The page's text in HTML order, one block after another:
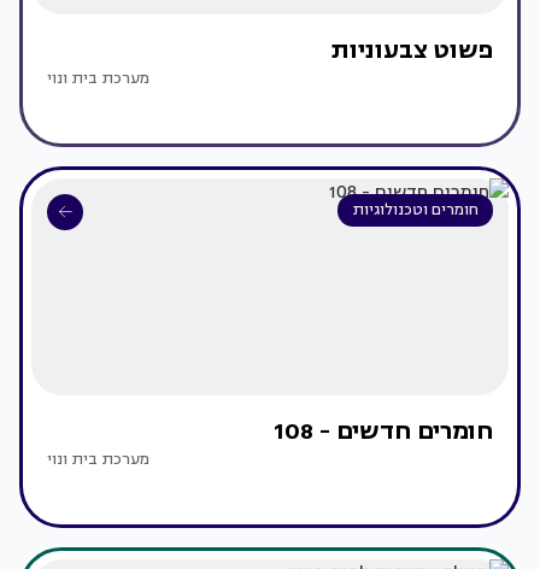
פשוט צבעוניות
מערכת בית ונוי
חומרים וטכנולוגיות
חומרים חדשים - 108
מערכת בית ונוי